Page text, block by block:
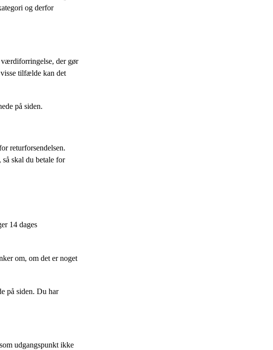
og derfor
værdiforringelse, der gør
tilfælde kan det
på siden.
returforsendelsen.
skal du betale for
14 dages
om, om det er noget
på siden. Du har
udgangspunkt ikke